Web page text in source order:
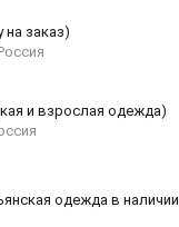
на заказ)
и взрослая одежда)
одежда в наличии